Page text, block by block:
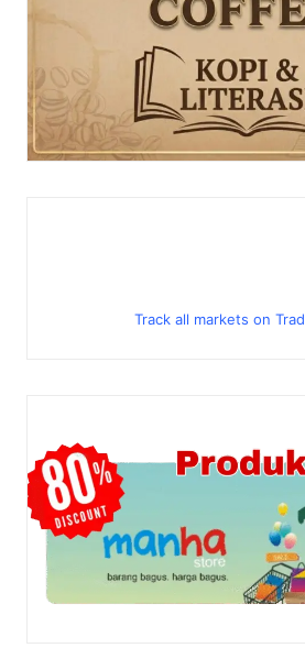
Track all markets on